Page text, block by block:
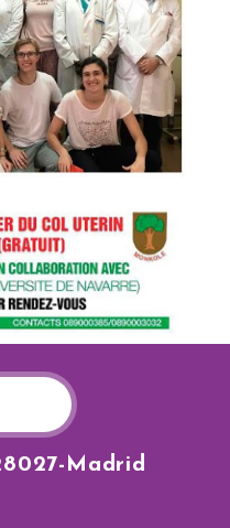
Madrid